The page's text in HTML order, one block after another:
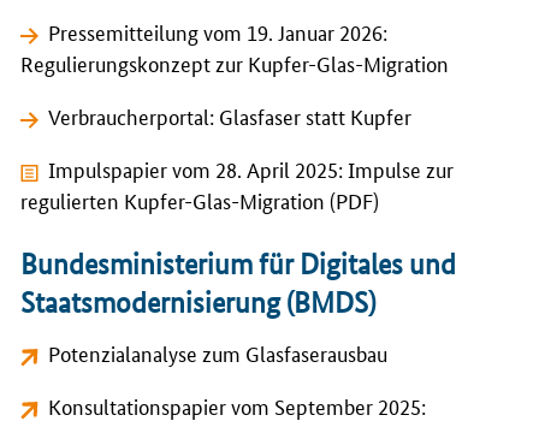
Pressemitteilung vom 19. Januar 2026:
Regulierungskonzept zur Kupfer-Glas-Migration
Verbraucherportal: Glasfaser statt Kupfer
Impulspapier vom 28. April 2025: Impulse zur
regulierten Kupfer-Glas-Migration (PDF)
Bundesministerium für Digitales und
Staatsmodernisierung (BMDS)
Potenzialanalyse zum Glasfaserausbau
Konsultationspapier vom September 2025: